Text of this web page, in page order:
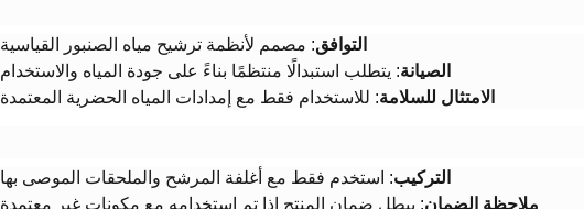
​التوافق​​: مصمم لأنظمة ترشيح مياه الصنبور القياسية
​الصيانة​​: يتطلب استبدالًا منتظمًا بناءً على جودة المياه والاستخدام
​الامتثال للسلامة​​: للاستخدام فقط مع إمدادات المياه الحضرية المعتمدة
​التركيب​​: استخدم فقط مع أغلفة المرشح والملحقات الموصى بها
​ملاحظة الضمان​​: يبطل ضمان المنتج إذا تم استخدامه مع مكونات غير معتمدة